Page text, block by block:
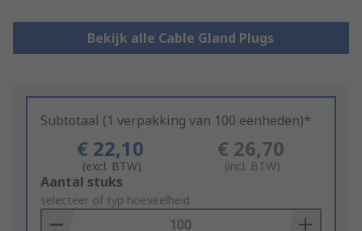
Bekijk alle Cable Gland Plugs
Subtotaal (1 verpakking van 100 eenheden)*
€ 22,10
(excl. BTW)
€ 26,70
(incl. BTW)
Add
to
Basket
Aantal stuks
selecteer of typ hoeveelheid